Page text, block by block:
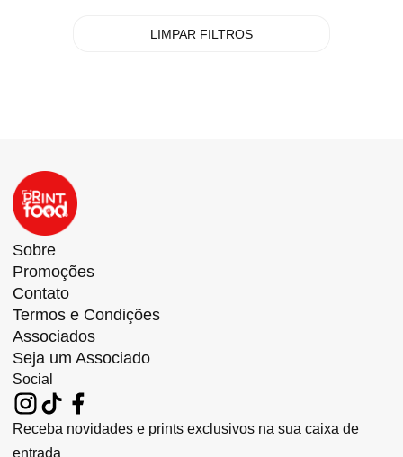
LIMPAR FILTROS
Sobre
Promoções
Contato
Termos e Condições
Associados
Seja um Associado
Social
Receba novidades e prints exclusivos na sua caixa de
entrada